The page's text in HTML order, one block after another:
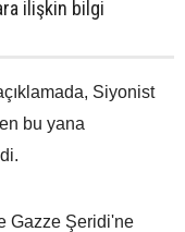
ilişkin bilgi
Siyonist
bu yana
Gazze Şeridi'ne